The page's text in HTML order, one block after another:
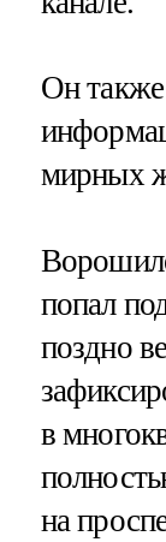
Он
мирных
попал
поздно
в
на